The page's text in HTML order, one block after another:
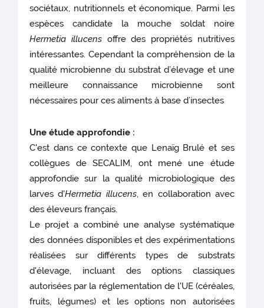
sociétaux, nutritionnels et économique. Parmi les
espèces candidate la mouche soldat noire
Hermetia illucensoffre des propriétés nutritives
intéressantes. Cependant la compréhension de la
qualité microbienne du substrat d’élevage et une
meilleure connaissance microbienne sont
nécessaires pour ces aliments à base d’insectes
Une étude approfondie :
C'est dans ce contexte que Lenaïg Brulé et ses
collègues de SECALIM, ont mené une étude
approfondie sur la qualité microbiologique des
larves d'Hermetia illucens, en collaboration avec
des éleveurs français.
Le projet a combiné une analyse systématique
des données disponibles et des expérimentations
réalisées sur différents types de substrats
d'élevage, incluant des options classiques
autorisées par la réglementation de l'UE (céréales,
fruits, légumes) et les options non autorisées